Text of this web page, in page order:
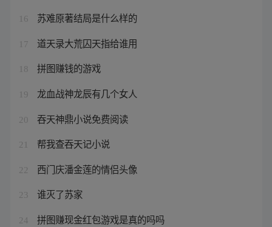
16 苏难原著结局是什么样的
17 道天录大荒囚天指给谁用
18 拼图赚钱的游戏
19 龙血战神龙辰有几个女人
20 吞天神鼎小说免费阅读
21 帮我查吞天记小说
22 西门庆潘金莲的情侣头像
23 谁灭了苏家
24 拼图赚现金红包游戏是真的吗吗